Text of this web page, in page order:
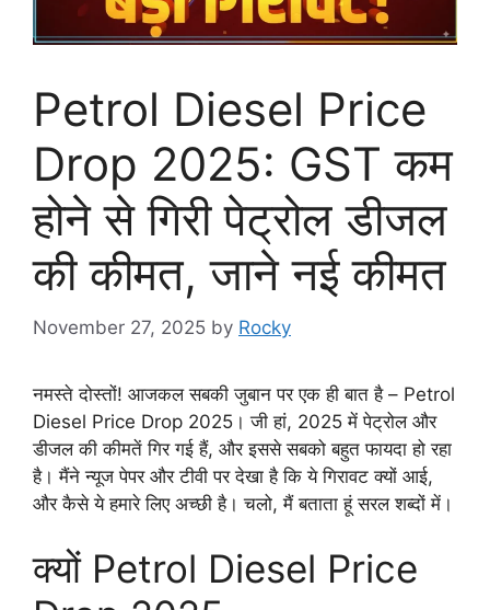
Petrol Diesel Price
Drop 2025: GST कम
होने से गिरी पेट्रोल डीजल
की कीमत, जाने नई कीमत
November 27, 2025 by Rocky
नमस्ते दोस्तों! आजकल सबकी जुबान पर एक ही बात है – Petrol
Diesel Price Drop 2025। जी हां, 2025 में पेट्रोल और
डीजल की कीमतें गिर गई हैं, और इससे सबको बहुत फायदा हो रहा
है। मैंने न्यूज पेपर और टीवी पर देखा है कि ये गिरावट क्यों आई,
और कैसे ये हमारे लिए अच्छी है। चलो, मैं बताता हूं सरल शब्दों में।
क्यों Petrol Diesel Price